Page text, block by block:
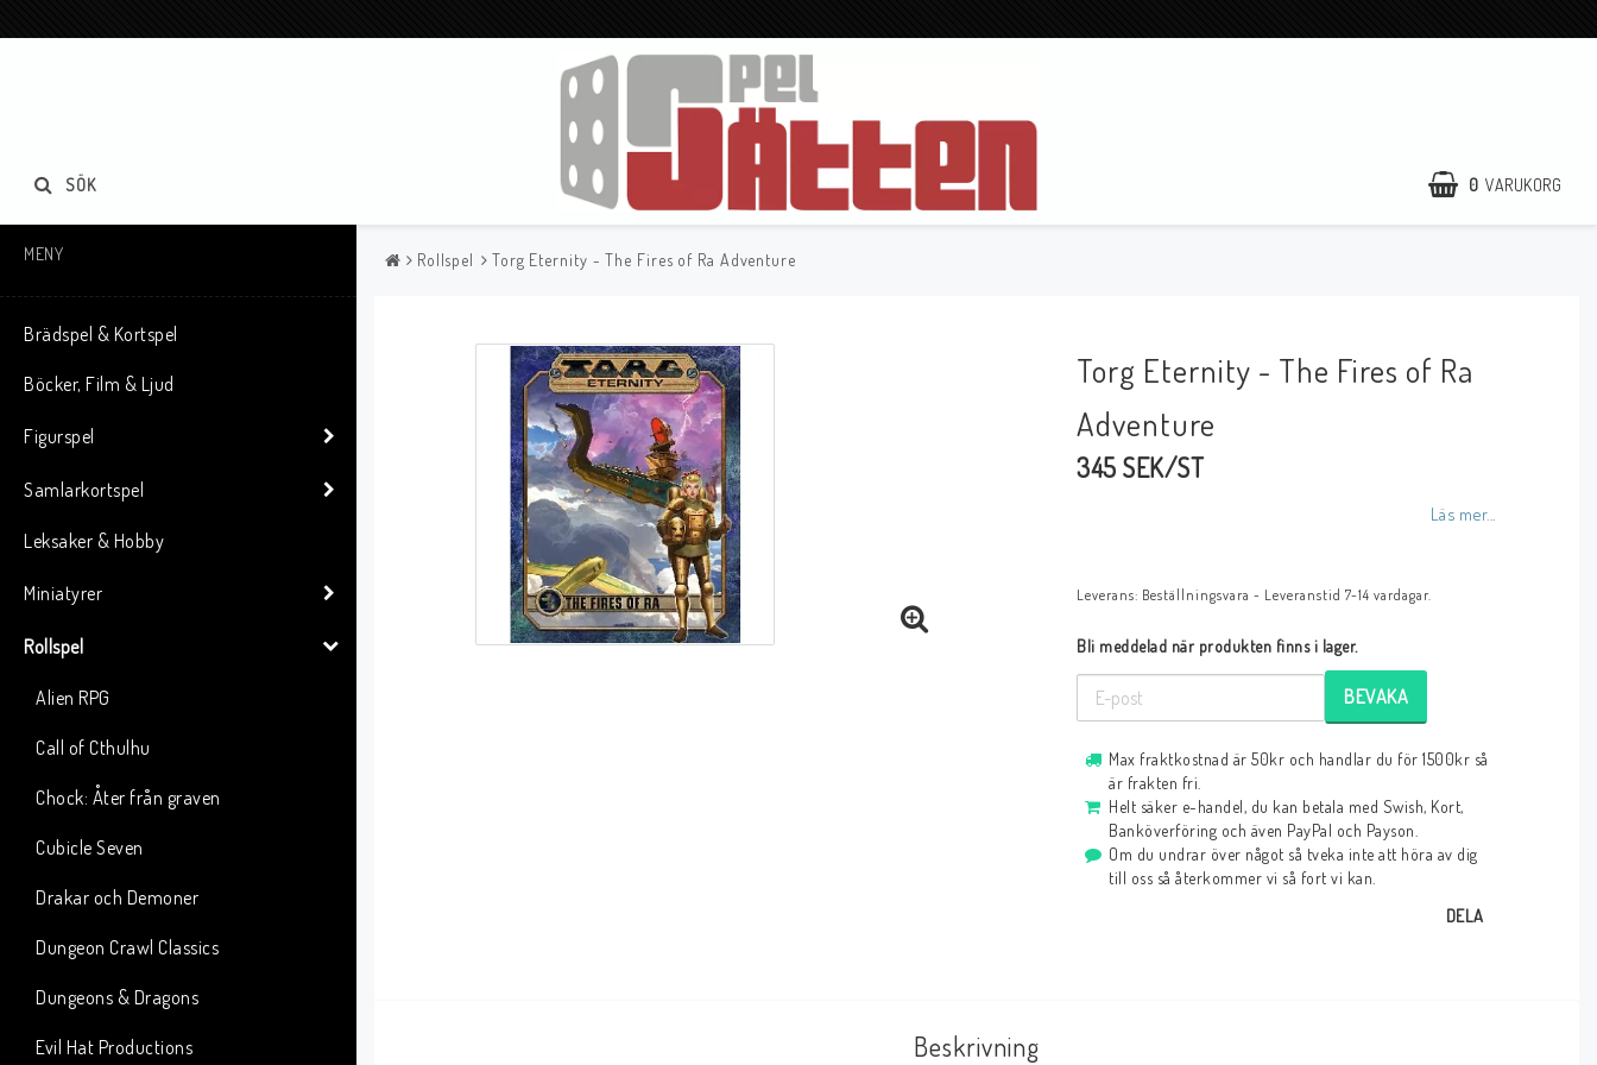
0 VARUKORG
SÖK
MENY
Brädspel & Kortspel
Böcker, Film & Ljud
Figurspel
Samlarkortspel
Leksaker & Hobby
Miniatyrer
Rollspel
Alien RPG
Call of Cthulhu
Chock: Åter från graven
Cubicle Seven
Drakar och Demoner
Dungeon Crawl Classics
Dungeons & Dragons
Evil Hat Productions
Rollspel Torg Eternity - The Fires of Ra Adventure
Torg Eternity - The Fires of Ra
Adventure
345 SEK/ST
Läs mer...
Leverans: Beställningsvara - Leveranstid 7-14 vardagar.
Bli meddelad när produkten finns i lager.
BEVAKA
Max fraktkostnad är 50kr och handlar du för 1500kr så
är frakten fri.
Helt säker e-handel, du kan betala med Swish, Kort,
Banköverföring och även PayPal och Payson.
Om du undrar över något så tveka inte att höra av dig
till oss så återkommer vi så fort vi kan.
DELA
Beskrivning